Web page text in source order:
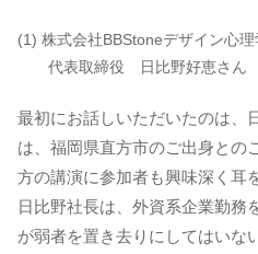
(1) 株式会社BBStoneデザイン心
代表取締役 日比野好恵さん
最初にお話しいただいたのは、
は、福岡県直方市のご出身との
方の講演に参加者も興味深く耳
日比野社長は、外資系企業勤務
が弱者を置き去りにしてはいな